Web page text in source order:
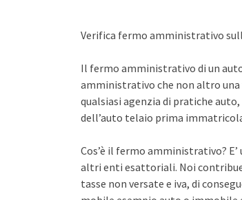
Verifica fermo amministrativo
Il fermo amministrativo di un
amministrativo che non altro una
qualsiasi agenzia di pratiche
dell’auto telaio prima
Cos’è il fermo amministrativo?
altri enti esattoriali. Noi
tasse non versate e iva, di